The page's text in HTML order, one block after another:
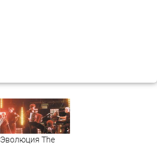
Эволюция The